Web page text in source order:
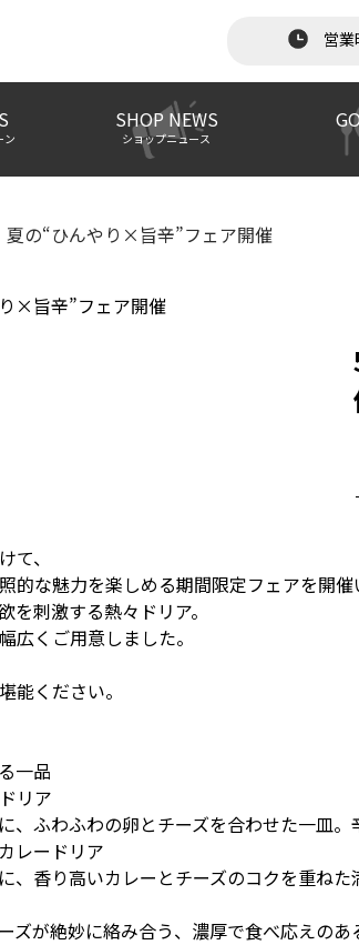
営
ン
SHOP NEWS
ショップニュース
の“ひんやり×旨辛”フェア開催
て、
な魅力を楽しめる期間限定フェアを開催
刺激する熱々ドリア。
広くご用意しました。
能ください。
一品
リア
ふわふわの卵とチーズを合わせた一皿。
レードリア
香り高いカレーとチーズのコクを重ねた
が絶妙に絡み合う、濃厚で食べ応えのあ